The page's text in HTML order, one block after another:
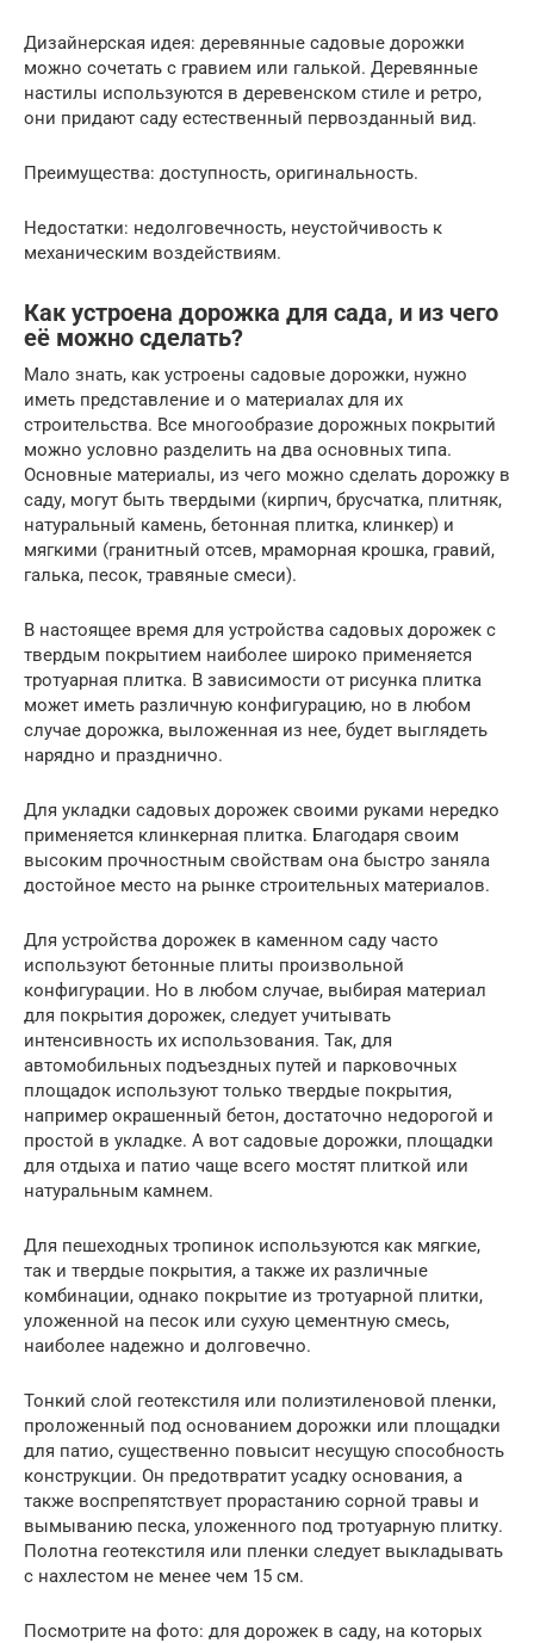
Дизайнерская идея: деревянные садовые дорожки
можно сочетать с гравием или галькой. Деревянные
настилы используются в деревенском стиле и ретро,
они придают саду естественный первозданный вид.
Преимущества: доступность, оригинальность.
Недостатки: недолговечность, неустойчивость к
механическим воздействиям.
Как устроена дорожка для сада, и из чего
её можно сделать?
Мало знать, как устроены садовые дорожки, нужно
иметь представление и о материалах для их
строительства. Все многообразие дорожных покрытий
можно условно разделить на два основных типа.
Основные материалы, из чего можно сделать дорожку в
саду, могут быть твердыми (кирпич, брусчатка, плитняк,
натуральный камень, бетонная плитка, клинкер) и
мягкими (гранитный отсев, мраморная крошка, гравий,
галька, песок, травяные смеси).
В настоящее время для устройства садовых дорожек с
твердым покрытием наиболее широко применяется
тротуарная плитка. В зависимости от рисунка плитка
может иметь различную конфигурацию, но в любом
случае дорожка, выложенная из нее, будет выглядеть
нарядно и празднично.
Для укладки садовых дорожек своими руками нередко
применяется клинкерная плитка. Благодаря своим
высоким прочностным свойствам она быстро заняла
достойное место на рынке строительных материалов.
Для устройства дорожек в каменном саду часто
используют бетонные плиты произвольной
конфигурации. Но в любом случае, выбирая материал
для покрытия дорожек, следует учитывать
интенсивность их использования. Так, для
автомобильных подъездных путей и парковочных
площадок используют только твердые покрытия,
например окрашенный бетон, достаточно недорогой и
простой в укладке. А вот садовые дорожки, площадки
для отдыха и патио чаще всего мостят плиткой или
натуральным камнем.
Для пешеходных тропинок используются как мягкие,
так и твердые покрытия, а также их различные
комбинации, однако покрытие из тротуарной плитки,
уложенной на песок или сухую цементную смесь,
наиболее надежно и долговечно.
Тонкий слой геотекстиля или полиэтиленовой пленки,
проложенный под основанием дорожки или площадки
для патио, существенно повысит несущую способность
конструкции. Он предотвратит усадку основания, а
также воспрепятствует прорастанию сорной травы и
вымыванию песка, уложенного под тротуарную плитку.
Полотна геотекстиля или пленки следует выкладывать
с нахлестом не менее чем 15 см.
Посмотрите на фото: для дорожек в саду, на которых